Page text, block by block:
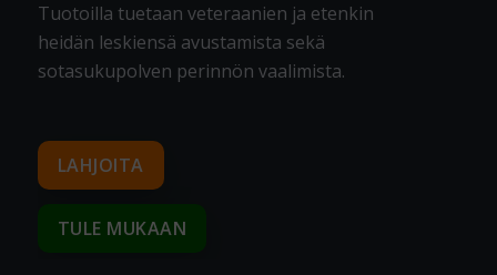
Tuotoilla tuetaan veteraanien ja etenkin
heidän leskiensä avustamista sekä
sotasukupolven perinnön vaalimista.
LAHJOITA
TULE MUKAAN